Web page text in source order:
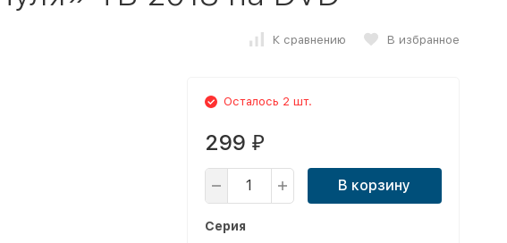
К сравнению В избранное
Осталось 2 шт.
299 ₽
В корзину
Серия